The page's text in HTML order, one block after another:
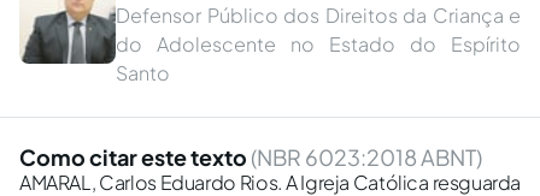
Defensor Público dos Direitos da Criança e
do Adolescente no Estado do Espírito
Santo
Como citar este texto (NBR 6023:2018 ABNT)
AMARAL, Carlos Eduardo Rios. A Igreja Católica resguarda